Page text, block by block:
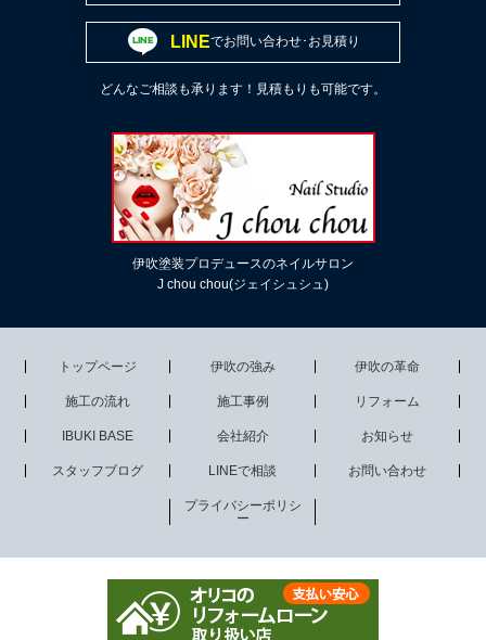
LINEでお問い合わせ･お見積り
どんなご相談も承ります！見積もりも可能です。
伊吹塗装プロデュースのネイルサロン
J chou chou(ジェイシュシュ)
トップページ 伊吹の強み 伊吹の革命
施工の流れ 施工事例 リフォーム
IBUKI BASE 会社紹介 お知らせ
スタッフブログ LINEで相談 お問い合わせ
プライバシーポリシ
ー